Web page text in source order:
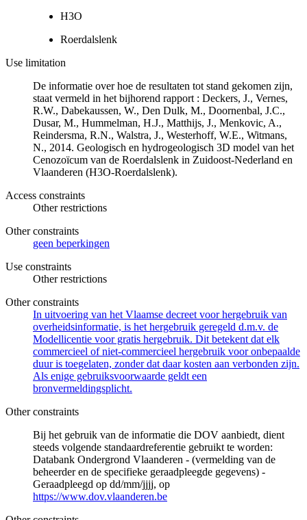
H3O
Roerdalslenk
Use limitation
De informatie over hoe de resultaten tot stand gekomen zijn,
staat vermeld in het bijhorend rapport : Deckers, J., Vernes,
R.W., Dabekaussen, W., Den Dulk, M., Doornenbal, J.C.,
Dusar, M., Hummelman, H.J., Matthijs, J., Menkovic, A.,
Reindersma, R.N., Walstra, J., Westerhoff, W.E., Witmans,
N., 2014. Geologisch en hydrogeologisch 3D model van het
Cenozoïcum van de Roerdalslenk in Zuidoost-Nederland en
Vlaanderen (H3O-Roerdalslenk).
Access constraints
Other restrictions
Other constraints
geen beperkingen
Use constraints
Other restrictions
Other constraints
In uitvoering van het Vlaamse decreet voor hergebruik van
overheidsinformatie, is het hergebruik geregeld d.m.v. de
Modellicentie voor gratis hergebruik. Dit betekent dat elk
commercieel of niet-commercieel hergebruik voor onbepaalde
duur is toegelaten, zonder dat daar kosten aan verbonden zijn.
Als enige gebruiksvoorwaarde geldt een
bronvermeldingsplicht.
Other constraints
Bij het gebruik van de informatie die DOV aanbiedt, dient
steeds volgende standaardreferentie gebruikt te worden:
Databank Ondergrond Vlaanderen - (vermelding van de
beheerder en de specifieke geraadpleegde gegevens) -
Geraadpleegd op dd/mm/jjjj, op
https://www.dov.vlaanderen.be